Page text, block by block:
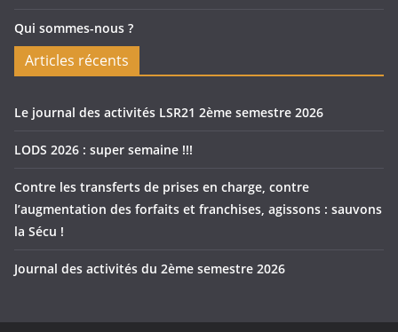
Qui sommes-nous ?
Articles récents
Le journal des activités LSR21 2ème semestre 2026
LODS 2026 : super semaine !!!
Contre les transferts de prises en charge, contre
l’augmentation des forfaits et franchises, agissons : sauvons
la Sécu !
Journal des activités du 2ème semestre 2026